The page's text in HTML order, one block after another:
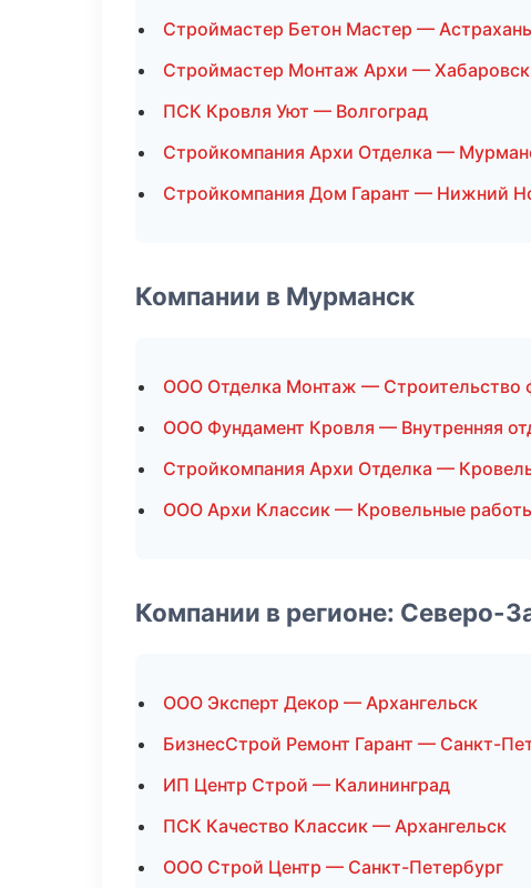
Строймастер Бетон Мастер — Астрахань
Строймастер Монтаж Архи — Хабаровск
ПСК Кровля Уют — Волгоград
Стройкомпания Архи Отделка —
Стройкомпания Дом Гарант — Нижний
Компании в Мурманск
ООО Отделка Монтаж — Строительство
ООО Фундамент Кровля — Внутренняя
Стройкомпания Архи Отделка —
ООО Архи Классик — Кровельные
Компании в регионе: Северо-
ООО Эксперт Декор — Архангельск
БизнесСтрой Ремонт Гарант — Санкт-
ИП Центр Строй — Калининград
ПСК Качество Классик — Архангельск
ООО Строй Центр — Санкт-Петербург